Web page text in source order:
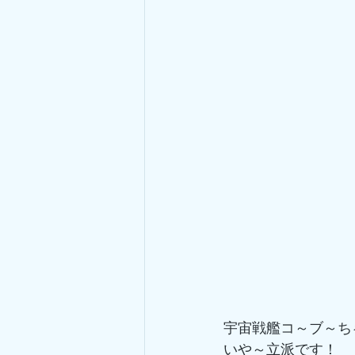
宇宙戦艦コ～ブ～
いや～立派です！